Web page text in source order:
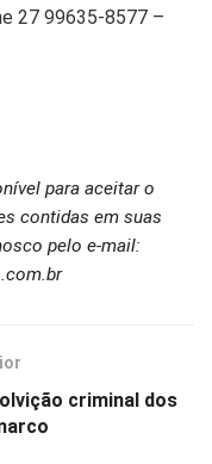
27 99635-8577 –
para aceitar o
contidas em suas
pelo e-mail:
criminal dos